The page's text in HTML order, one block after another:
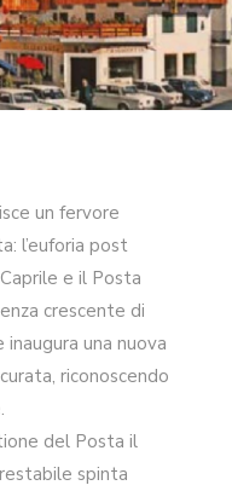
un fervore
l’euforia post
e il Posta
crescente di
una nuova
riconoscendo
del Posta il
spinta